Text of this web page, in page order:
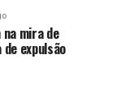
mira de
expulsão